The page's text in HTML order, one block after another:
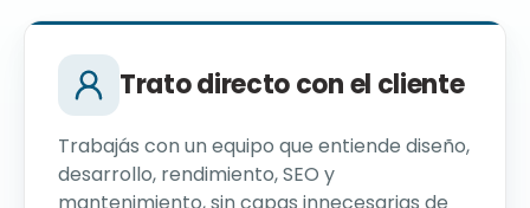
Trato directo con el cliente
Trabajás con un equipo que entiende diseño,
desarrollo, rendimiento, SEO y